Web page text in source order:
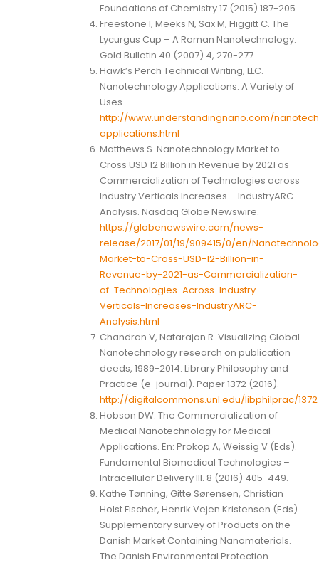
Foundations of Chemistry 17 (2015) 187-205.
Freestone I, Meeks N, Sax M, Higgitt C. The
Lycurgus Cup – A Roman Nanotechnology.
Gold Bulletin 40 (2007) 4, 270-277.
Hawk’s Perch Technical Writing, LLC.
Nanotechnology Applications: A Variety of
Uses.
http://www.understandingnano.com/
applications.html
Matthews S. Nanotechnology Market to
Cross USD 12 Billion in Revenue by 2021 as
Commercialization of Technologies across
Industry Verticals Increases – IndustryARC
Analysis. Nasdaq Globe Newswire.
https://globenewswire.com/news-
release/2017/01/19/909415/0/en/
Market-to-Cross-USD-12-Billion-in-
Revenue-by-2021-as-Commercialization-
of-Technologies-Across-Industry-
Verticals-Increases-IndustryARC-
Analysis.html
Chandran V, Natarajan R. Visualizing Global
Nanotechnology research on publication
deeds, 1989-2014. Library Philosophy and
Practice (e-journal). Paper 1372 (2016).
http://digitalcommons.unl.edu/libphilprac/1372
Hobson DW. The Commercialization of
Medical Nanotechnology for Medical
Applications. En: Prokop A, Weissig V (Eds).
Fundamental Biomedical Technologies –
Intracellular Delivery III. 8 (2016) 405-449.
Kathe Tønning, Gitte Sørensen, Christian
Holst Fischer, Henrik Vejen Kristensen (Eds).
Supplementary survey of Products on the
Danish Market Containing Nanomaterials.
The Danish Environmental Protection